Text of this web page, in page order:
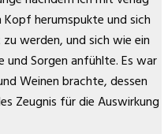
herumspukte und sich
werden, und sich wie ein
Sorgen anfühlte. Es war
Weinen brachte, dessen
Zeugnis für die Auswirkung